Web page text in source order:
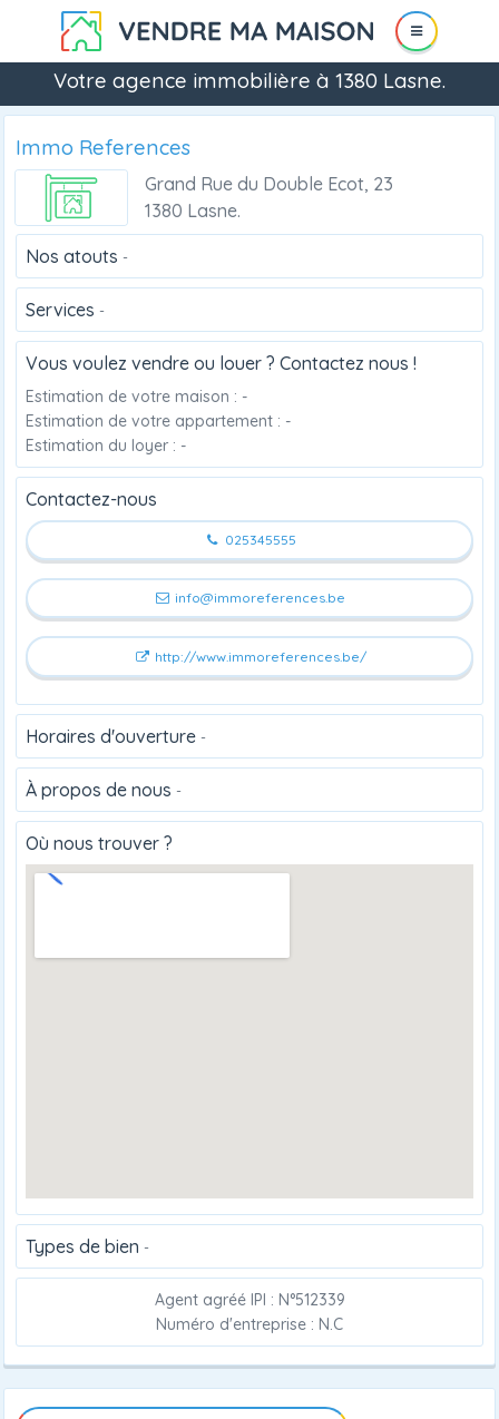
Votre agence immobilière à 1380 Lasne.
Immo References
Grand Rue du Double Ecot, 23
1380 Lasne.
Nos atouts -
Services -
Vous voulez vendre ou louer ? Contactez nous !
Estimation de votre maison : -
Estimation de votre appartement : -
Estimation du loyer : -
Contactez-nous
025345555
info@immoreferences.be
http://www.immoreferences.be/
Horaires d'ouverture -
À propos de nous -
Où nous trouver ?
Types de bien -
Agent agréé IPI : N°512339
Numéro d'entreprise : N.C